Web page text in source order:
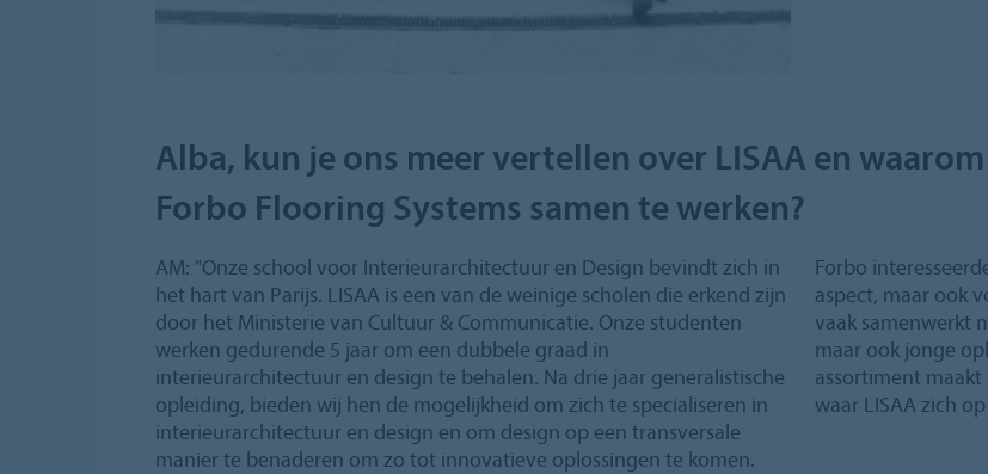
Alba, kun je ons meer vertellen over LISAA en
Forbo Flooring Systems samen te werken?
AM: "Onze school voor Interieurarchitectuur en Design bevindt zich in
het hart van Parijs. LISAA is een van de weinige scholen die erkend zijn
door het Ministerie van Cultuur & Communicatie. Onze studenten
werken gedurende 5 jaar om een dubbele graad in
interieurarchitectuur en design te behalen. Na drie jaar generalistische
opleiding, bieden wij hen de mogelijkheid om zich te specialiseren in
interieurarchitectuur en design en om design op een transversale
manier te benaderen om zo tot innovatieve oplossingen te komen.
Forbo
aspect, maar ook
vaak samenwerkt
maar ook jonge
assortiment
waar LISAA zich